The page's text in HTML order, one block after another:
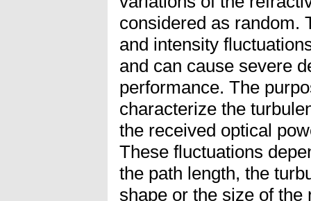
considered as random.
and intensity
and can cause severe
performance. The
characterize the
the received optical
These fluctuations
the path length, the
shape or the size of the